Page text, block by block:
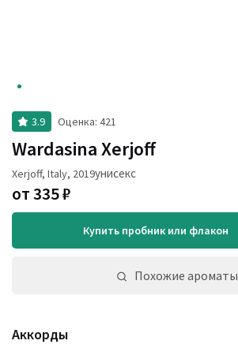
3.9 Оценка: 421
Wardasina Xerjoff
Xerjoff, Italy, 2019унисекс
от335₽
Купить пробник или флакон
Похожие ароматы
Аккорды